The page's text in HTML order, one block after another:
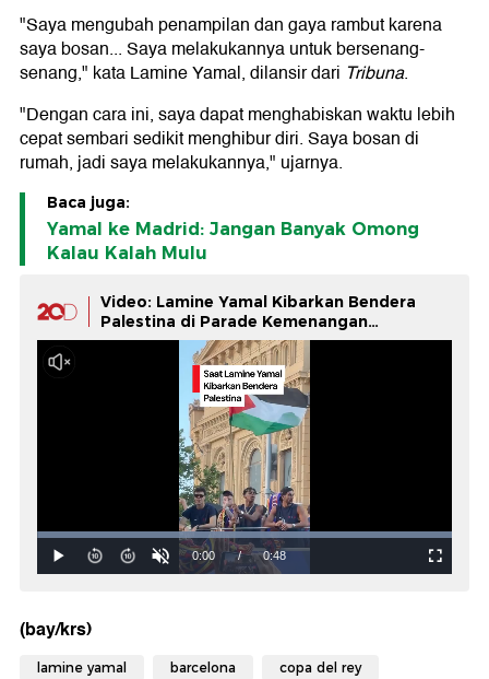
"Saya mengubah penampilan dan gaya rambut karena
saya bosan... Saya melakukannya untuk bersenang-
senang," kata Lamine Yamal, dilansir dari Tribuna.
"Dengan cara ini, saya dapat menghabiskan waktu lebih
cepat sembari sedikit menghibur diri. Saya bosan di
rumah, jadi saya melakukannya," ujarnya.
Baca juga:
Yamal ke Madrid: Jangan Banyak Omong
Kalau Kalah Mulu
Video: Lamine Yamal Kibarkan Bendera
Palestina di Parade Kemenangan
Barcelona
(bay/krs)
lamine yamal barcelona copa del rey